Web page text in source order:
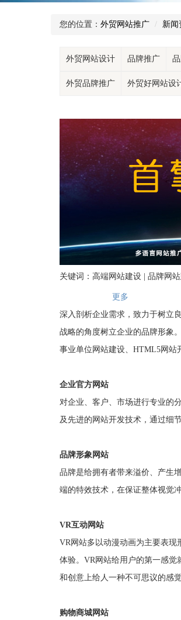
您的位置： 外贸网站推广 新闻
外贸网站设计 品牌推广
外贸品牌推广 外贸好网站设
关键词：高端网站建设 | 品牌网
更多
深入剖析企业需求，致力于树立
战略的角度树立企业的品牌形象
事业单位网站建设、HTML5网站
企业官方网站
对企业、客户、市场进行专业的
及先进的网站开发技术，通过细
品牌形象网站
品牌是给拥有者带来溢价、产生
端的特效技术，在保证整体视觉
VR互动网站
VR网站多以动漫动画为主要表
体验。VR网站给用户的第一感觉
和创意上给人一种不可思议的感
购物商城网站